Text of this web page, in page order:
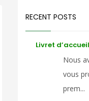
RECENT POSTS
Livret
Nous
vous
prem...